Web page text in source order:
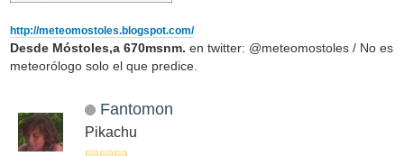
http://meteomostoles.blogspot.com/
Desde Móstoles,a 670msnm. en twitter: @meteomostoles / No es
meteorólogo solo el que predice.
Fantomon
Pikachu